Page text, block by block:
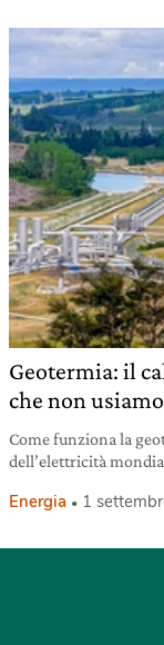
Geotermia: il
che non usiamo
Come funziona la
dell’elettricità
Energia 1